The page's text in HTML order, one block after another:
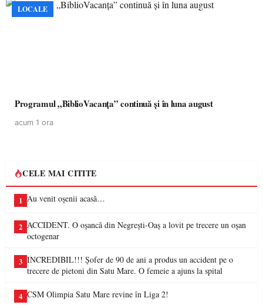
LOCALE
Programul „BiblioVacanța” continuă și în luna august
acum 1 ora
CELE MAI CITITE
1 Au venit oșenii acasă…
2 ACCIDENT. O oșancă din Negrești-Oaș a lovit pe trecere un oșan
octogenar
3 INCREDIBIL!!! Șofer de 90 de ani a produs un accident pe o
trecere de pietoni din Satu Mare. O femeie a ajuns la spital
4 CSM Olimpia Satu Mare revine în Liga 2!